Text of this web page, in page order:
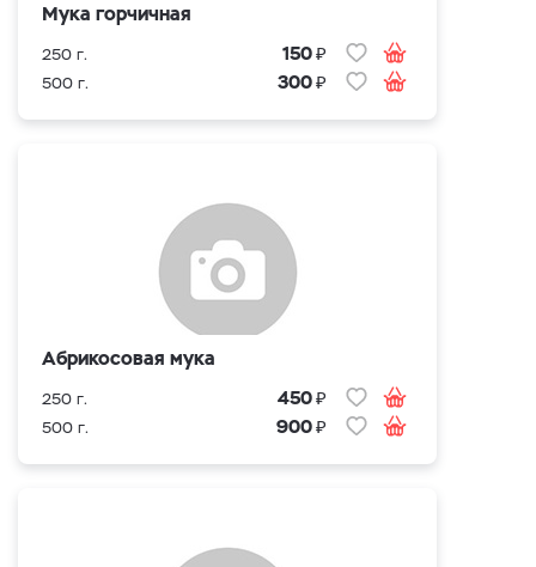
Мука горчичная
250 г. 150₽
500 г. 300₽
Абрикосовая мука
250 г. 450₽
500 г. 900₽